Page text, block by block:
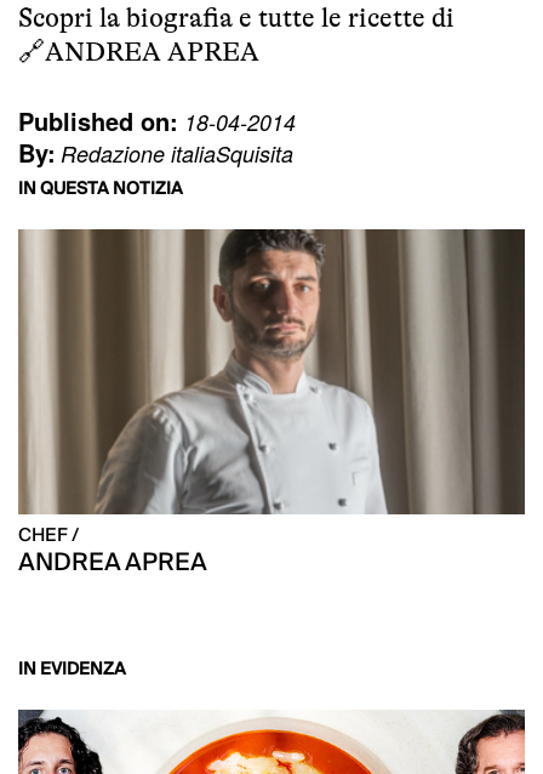
Scopri la biografia e tutte le ricette di
🔗ANDREA APREA
Published on: 18-04-2014
By: Redazione italiaSquisita
IN QUESTA NOTIZIA
CHEF /
ANDREA APREA
IN EVIDENZA